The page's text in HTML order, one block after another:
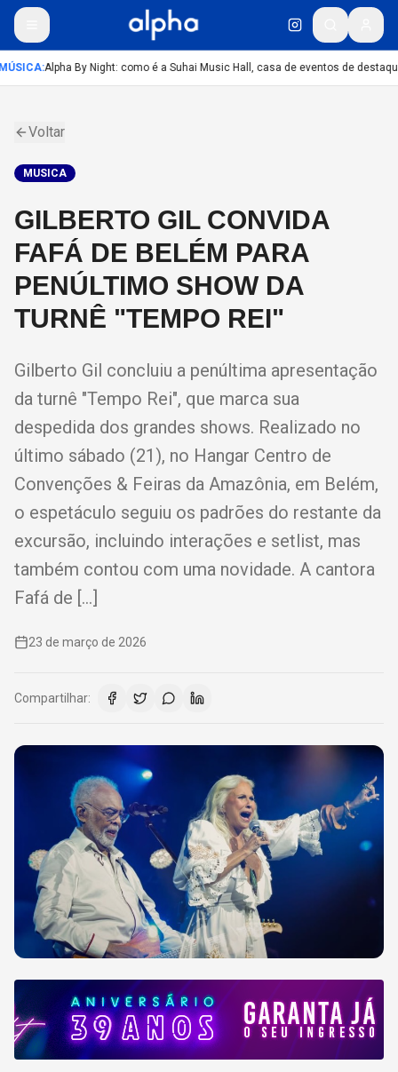
:Alpha By Night: como é a Suhai Music Hall, casa de eventos de
Voltar
MUSICA
GILBERTO GIL CONVIDA
FAFÁ DE BELÉM PARA
PENÚLTIMO SHOW DA
TURNÊ "TEMPO REI"
Gilberto Gil concluiu a penúltima apresentação
da turnê "Tempo Rei", que marca sua
despedida dos grandes shows. Realizado no
último sábado (21), no Hangar Centro de
Convenções & Feiras da Amazônia, em Belém,
o espetáculo seguiu os padrões do restante da
excursão, incluindo interações e setlist, mas
também contou com uma novidade. A cantora
Fafá de […]
23 de março de 2026
Compartilhar: